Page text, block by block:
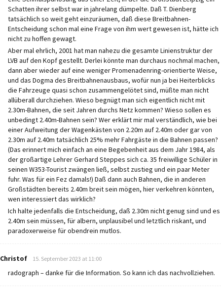
Schatten ihrer selbst war in jahrelang dümpelte. Daß T. Dienberg
tatsächlich so weit geht einzuräumen, daß diese Breitbahnen-
Entscheidung schon mal eine Frage von ihm wert gewesen ist, hätte ich
nicht zu hoffen gewagt.
Aber mal ehrlich, 2001 hat man nahezu die gesamte Linienstruktur der
LVB auf den Kopf gestellt. Derlei könnte man durchaus nochmal machen,
dann aber wieder auf eine weniger Promenadenring-orientierte Weise,
und das Dogma des Breitbahnenausbaus, wofür nun ja bei Heiterblicks
die Fahrzeuge quasi schon zusammengelötet sind, müßte man nicht
allüberall durchziehen. Wieso begnügt man sich eigentlich nicht mit
2.30m-Bahnen, die seit Jahren durchs Netz kommen? Wieso sollen es
unbedingt 2.40m-Bahnen sein? Wer erklärt mir mal verständlich, wie bei
einer Aufweitung der Wagenkästen von 2.20m auf 2.40m oder gar von
2.30m auf 2.40m tatsächlich 25% mehr Fahrgäste in die Bahnen passen?
(Das erinnert mich einfach an eine Begebenheit aus dem Jahr 1984, als
der großartige Lehrer Gerhard Steppes sich ca. 35 freiwillige Schüler in
seinen W353-Tourist zwängen ließ, selbst zustieg und ein paar Meter
fuhr. Was für ein Fez damals!) Daß dann auch Bahnen, die in anderen
Großstädten bereits 2.40m breit sein mögen, hier verkehren könnten,
wen interessiert das wirklich?
Ich halte jedenfalls die Entscheidung, daß 2.30m nicht genug sind und es
2.40m sein müssen, für albern, unplausibel und letztlich riskant, und
paradoxerweise für obendrein mutlos.
Christof says:
15. September 2023 at 11:00
radograph – danke für die Information. So kann ich das nachvollziehen.